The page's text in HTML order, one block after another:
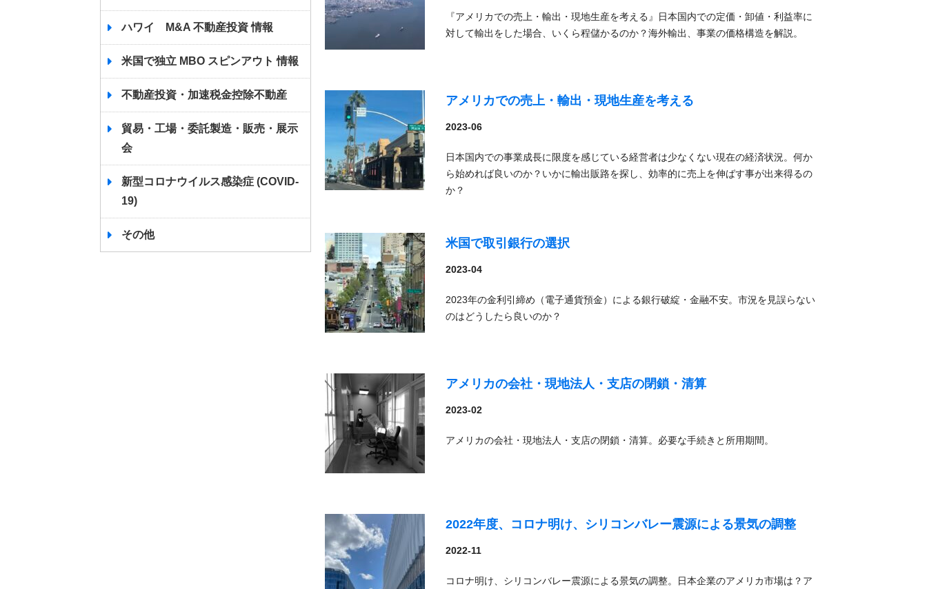
『アメリカでの売上・輸出・現地生産を考える』日本国内での定価・卸値・利益率に
対して輸出をした場合、いくら程儲かるのか？海外輸出、事業の価格構造を解説。
アメリカでの売上・輸出・現地生産を考える
2023-06
日本国内での事業成長に限度を感じている経営者は少なくない現在の経済状況。何か
ら始めれば良いのか？いかに輸出販路を探し、効率的に売上を伸ばす事が出来得るの
か？
米国で取引銀行の選択
2023-04
2023年の金利引締め（電子通貨預金）による銀行破綻・金融不安。市況を見誤らない
のはどうしたら良いのか？
アメリカの会社・現地法人・支店の閉鎖・清算
2023-02
アメリカの会社・現地法人・支店の閉鎖・清算。必要な手続きと所用期間。
2022年度、コロナ明け、シリコンバレー震源による景気の調整
2022-11
コロナ明け、シリコンバレー震源による景気の調整。日本企業のアメリカ市場は？ア
ハワイ M&A 不動産投資 情報
米国で独立 MBO スピンアウト 情報
不動産投資・加速税金控除不動産
貿易・工場・委託製造・販売・展示
会
新型コロナウイルス感染症 (COVID-
19)
その他